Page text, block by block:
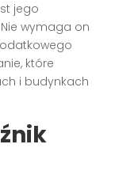
jego
wymaga on
które
i budynkach